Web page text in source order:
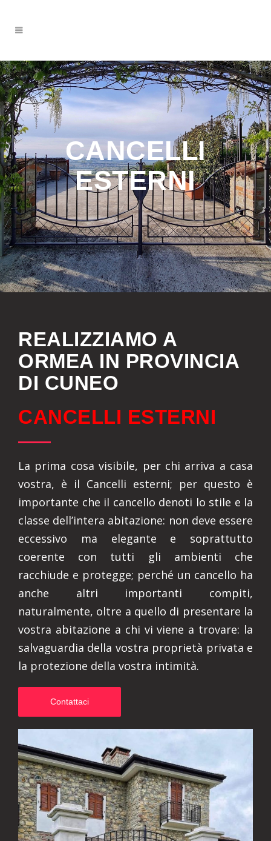
CANCELLI
ESTERNI
REALIZZIAMO A
ORMEA IN PROVINCIA
DI CUNEO
CANCELLI ESTERNI
La prima cosa visibile, per chi arriva a casa
vostra, è il Cancelli esterni; per questo è
importante che il cancello denoti lo stile e la
classe dell’intera abitazione: non deve essere
eccessivo ma elegante e soprattutto
coerente con tutti gli ambienti che
racchiude e protegge; perché un cancello ha
anche altri importanti compiti,
naturalmente, oltre a quello di presentare la
vostra abitazione a chi vi viene a trovare: la
salvaguardia della vostra proprietà privata e
la protezione della vostra intimità.
Contattaci